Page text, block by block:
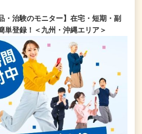
・治験のモニター】在宅・短期・副
登録！＜九州・沖縄エリア＞